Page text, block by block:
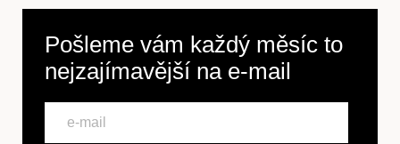
Pošleme vám každý měsíc to
nejzajímavější na e-mail